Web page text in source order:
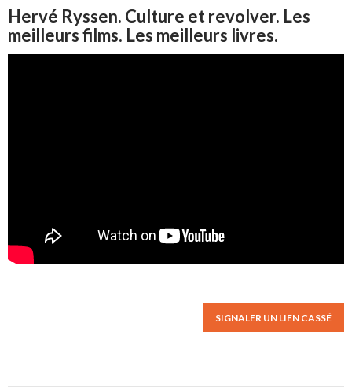
Hervé Ryssen. Culture et revolver. Les
meilleurs films. Les meilleurs livres.
SIGNALER UN LIEN CASSÉ